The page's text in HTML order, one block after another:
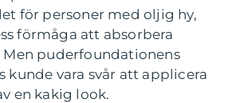
för personer med oljig hy,
förmåga att absorbera
puderfoundationens
kunde vara svår att applicera
en kakig look.